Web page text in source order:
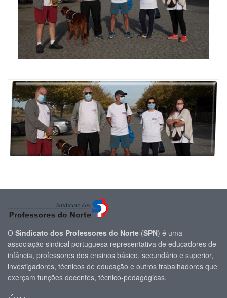
O Sindicato dos Professores do Norte (SPN) é uma
associação sindical portuguesa representativa de educadores de
infância, professores dos ensinos básico, secundário e superior,
investigadores, técnicos de educação e outros trabalhadores que
exerçam funções docentes, técnico-pedagógicas.